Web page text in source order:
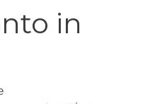
in